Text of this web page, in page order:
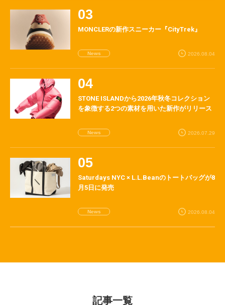
MONCLERの新作スニーカー『CityTrek』
News 2026.08.04
STONE ISLANDから2026年秋冬コレクション
を象徴する2つの素材を用いた新作がリリース
News 2026.07.29
Saturdays NYC × L.L.Beanのトートバッグが8
月5日に発売
News 2026.08.04
記事一覧